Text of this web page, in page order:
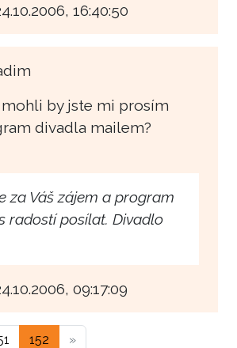
16:40:50
by jste mi prosím
divadla mailem?
za Váš zájem a program
radostí posílat. Divadlo
09:17:09
152 »